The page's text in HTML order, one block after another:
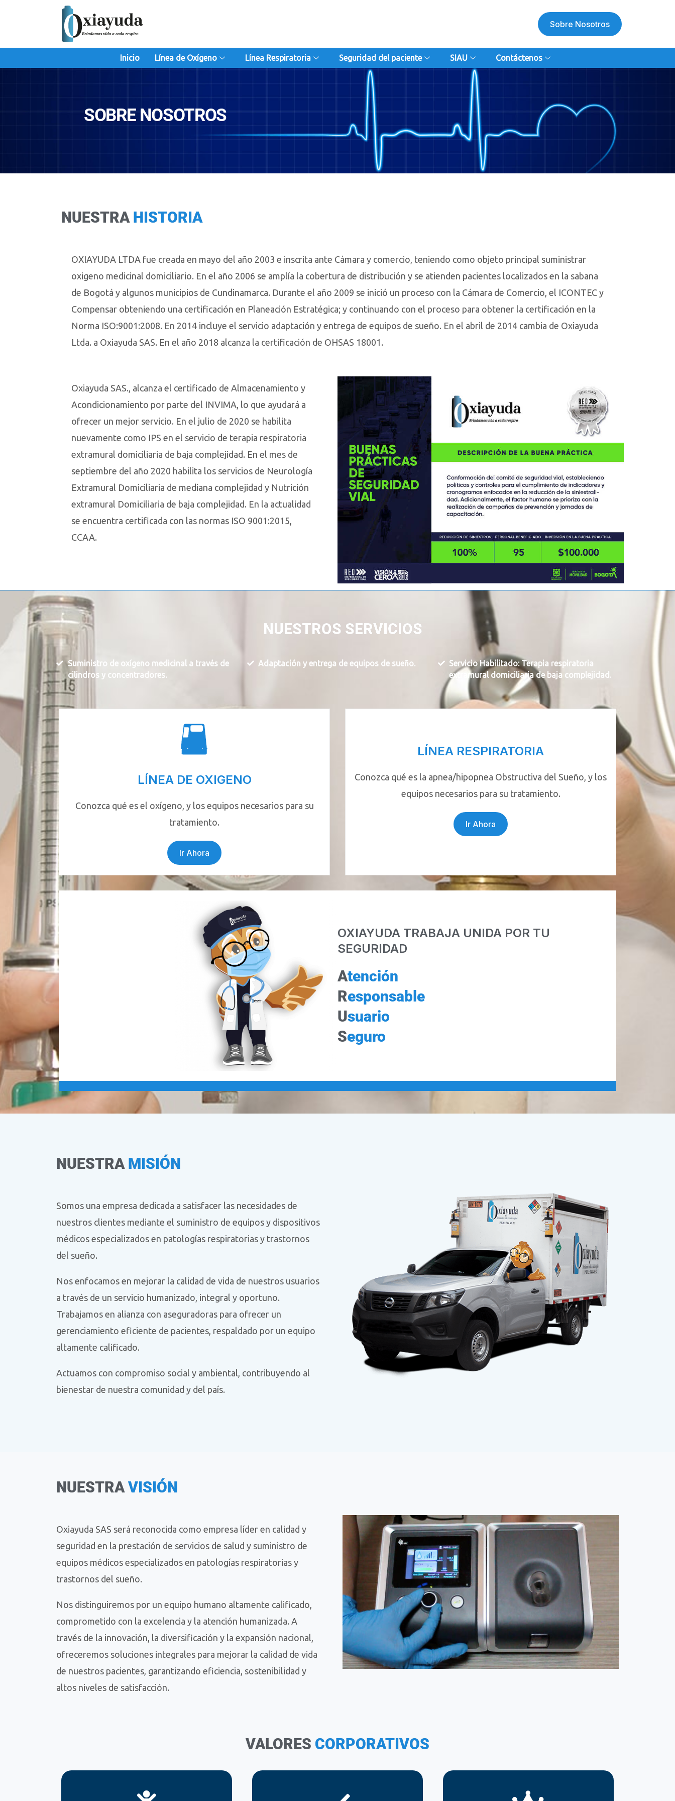
Sobre Nosotros
Inicio Línea de Oxígeno Línea Respiratoria Seguridad del paciente SIAU Contáctenos
SOBRE NOSOTROS
NUESTRA HISTORIA
OXIAYUDA LTDA fue creada en mayo del año 2003 e inscrita ante Cámara y comercio, teniendo como objeto principal suministrar
oxigeno medicinal domiciliario. En el año 2006 se amplía la cobertura de distribución y se atienden pacientes localizados en la sabana
de Bogotá y algunos municipios de Cundinamarca. Durante el año 2009 se inició un proceso con la Cámara de Comercio, el ICONTEC y
Compensar obteniendo una certificación en Planeación Estratégica; y continuando con el proceso para obtener la certificación en la
Norma ISO:9001:2008. En 2014 incluye el servicio adaptación y entrega de equipos de sueño. En el abril de 2014 cambia de Oxiayuda
Ltda. a Oxiayuda SAS. En el año 2018 alcanza la certificación de OHSAS 18001.
Oxiayuda SAS., alcanza el certificado de Almacenamiento y
Acondicionamiento por parte del INVIMA, lo que ayudará a
ofrecer un mejor servicio. En el julio de 2020 se habilita
nuevamente como IPS en el servicio de terapia respiratoria
extramural domiciliaria de baja complejidad. En el mes de
septiembre del año 2020 habilita los servicios de Neurología
Extramural Domiciliaria de mediana complejidad y Nutrición
extramural Domiciliaria de baja complejidad. En la actualidad
se encuentra certificada con las normas ISO 9001:2015,
CCAA.
NUESTROS SERVICIOS
Suministro de oxígeno medicinal a través de
cilindros y concentradores.
Adaptación y entrega de equipos de sueño.
Servicio Habilitado: Terapia respiratoria
extramural domiciliaria de baja complejidad.
LÍNEA DE OXIGENO
Conozca qué es el oxígeno, y los equipos necesarios para su
tratamiento.
Ir Ahora
LÍNEA RESPIRATORIA
Conozca qué es la apnea/hipopnea Obstructiva del Sueño, y los
equipos necesarios para su tratamiento.
Ir Ahora
OXIAYUDA TRABAJA UNIDA POR TU
SEGURIDAD
Atención
Responsable
Usuario
Seguro
NUESTRA MISIÓN
Somos una empresa dedicada a satisfacer las necesidades de
nuestros clientes mediante el suministro de equipos y dispositivos
médicos especializados en patologías respiratorias y trastornos
del sueño.
Nos enfocamos en mejorar la calidad de vida de nuestros usuarios
a través de un servicio humanizado, integral y oportuno.
Trabajamos en alianza con aseguradoras para ofrecer un
gerenciamiento eficiente de pacientes, respaldado por un equipo
altamente calificado.
Actuamos con compromiso social y ambiental, contribuyendo al
bienestar de nuestra comunidad y del país.
NUESTRAVISIÓN
Oxiayuda SAS será reconocida como empresa líder en calidad y
seguridad en la prestación de servicios de salud y suministro de
equipos médicos especializados en patologías respiratorias y
trastornos del sueño.
Nos distinguiremos por un equipo humano altamente calificado,
comprometido con la excelencia y la atención humanizada. A
través de la innovación, la diversificación y la expansión nacional,
ofreceremos soluciones integrales para mejorar la calidad de vida
de nuestros pacientes, garantizando eficiencia, sostenibilidad y
altos niveles de satisfacción.
VALORES CORPORATIVOS